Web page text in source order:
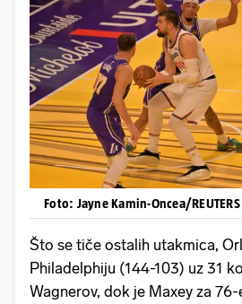
Foto: Jayne Kamin-Oncea/REUTERS
Što se tiče ostalih utakmica,
Philadelphiju (144-103) uz 31
Wagnerov, dok je Maxey za